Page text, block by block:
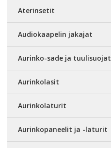
Aterinsetit
Audiokaapelin jakajat
Aurinko-sade ja tuulisuojat
Aurinkolasit
Aurinkolaturit
Aurinkopaneelit ja -laturit